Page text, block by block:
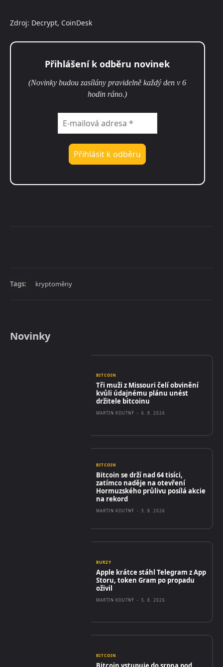
Zdroj: Decrypt, CoinDesk
Přihlášení k odběru novinek
(Novinky budou zasílány pravidelně každý den v 6
hodin ráno.)
Tags: kryptoměny
Novinky
BITCOIN
Tři muži z Missouri čelí obvinění
kvůli údajnému plánu unést
držitele bitcoinu
MARTIN KOUTNÝ - 6. 8. 2026
BITCOIN
Bitcoin se drží nad 64 tisíci,
zatímco naděje na otevření
Hormuzského průlivu posílá akcie
na rekord
MARTIN KOUTNÝ - 5. 8. 2026
BURZY
Apple krátce stáhl Telegram z App
Storu, token Gram po propadu
oživil
MARTIN KOUTNÝ - 5. 8. 2026
BITCOIN